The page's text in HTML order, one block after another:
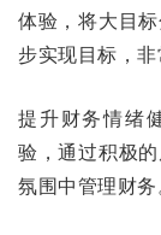
体验，将大目
步实现目标，非
提升财务情绪
验，通过积极
氛围中管理财务